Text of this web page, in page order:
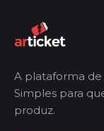
A plataforma de
Simples para
produz.